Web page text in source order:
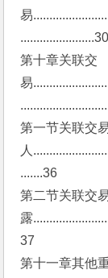
易
.......................30
第十章关联交
易
第一节关联交
人
.......36
第二节关联交
露
37
第十一章其他